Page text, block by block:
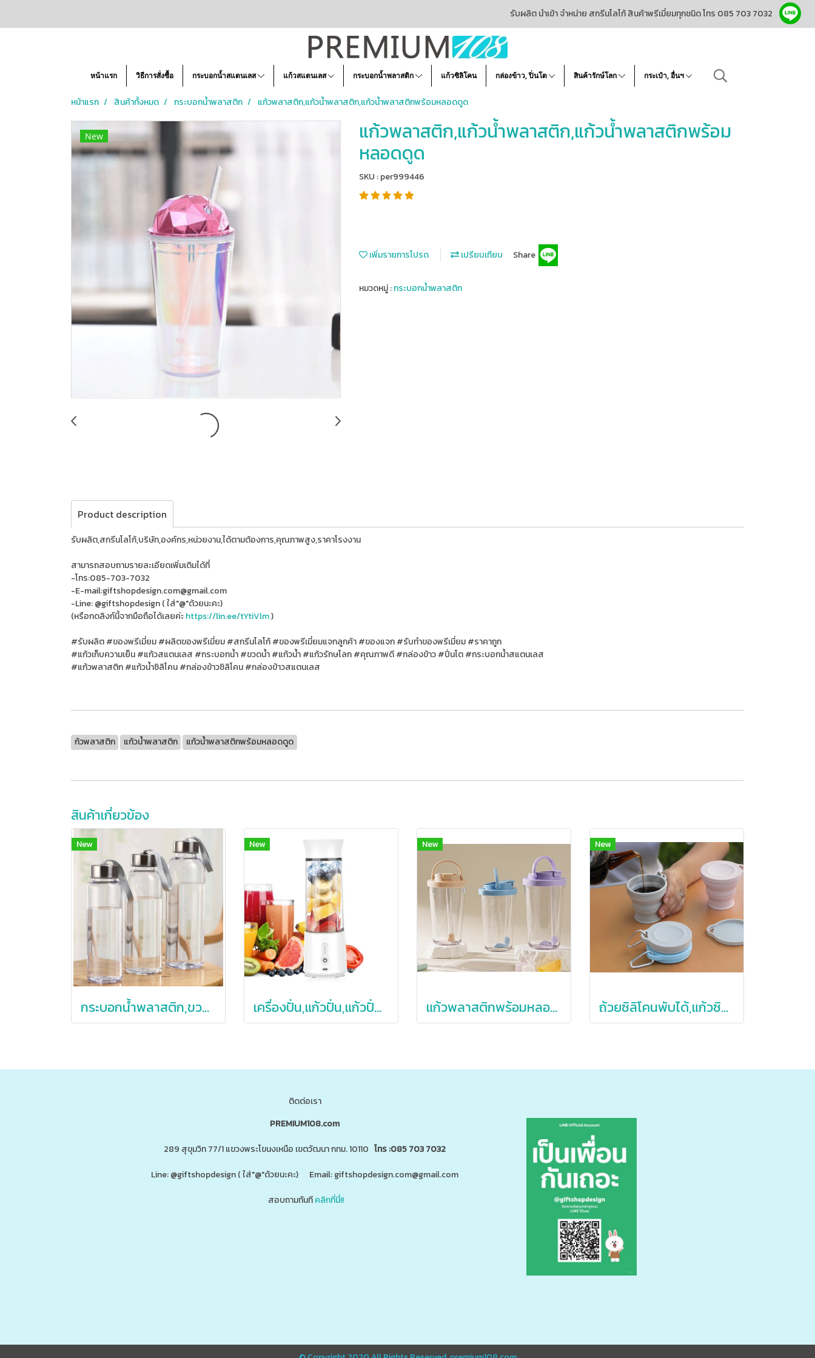
รับผลิต นำเข้า จำหน่าย สกรีนโลโก้ สินค้าพรีเมี่ยมทุกชนิด โทร 085 703 7032
หน้าแรก วิธีการสั่งซื้อ กระบอกน้ำสแตนเลส แก้วสแตนเลส กระบอกน้ำพลาสติก แก้วซิลิโคน กล่องข้าว, ปิ่นโต สินค้ารักษ์โลก กระเป๋า, อื่นฯ
หน้าแรก สินค้าทั้งหมด กระบอกน้ำพลาสติก แก้วพลาสติก,แก้วน้ำพลาสติก,แก้วน้ำพลาสติกพร้อมหลอดดูด
New
แก้วพลาสติก,แก้วน้ำพลาสติก,แก้วน้ำพลาสติกพร้อม
หลอดดูด
SKU : per999446
เพิ่มรายการโปรด เปรียบเทียบ Share
หมวดหมู่ :กระบอกน้ำพลาสติก
Product description
รับผลิต,สกรีนโลโก้,บริษัท,องค์กร,หน่วยงาน,ได้ตามต้องการ,คุณภาพสูง,ราคาโรงงาน
สามารถสอบถามรายละเอียดเพิ่มเติมได้ที่
-โทร:085-703-7032
-E-mail:giftshopdesign.com@gmail.com
-Line: @giftshopdesign ( ใส่"@"ด้วยนะคะ)
(หรือกดลิงก์นี้จากมือถือได้เลยค่ะhttps://lin.ee/tYtiVlm)
#รับผลิต #ของพรีเมี่ยม #ผลิตของพรีเมี่ยม #สกรีนโลโก้ #ของพรีเมี่ยมแจกลูกค้า #ของแจก #รับทําของพรีเมี่ยม #ราคาถูก
#แก้วเก็บความเย็น #แก้วสแตนเลส #กระบอกน้ำ #ขวดน้ำ #แก้วน้ำ #แก้วรักษโลก #คุณภาพดี #กล่องข้าว #ปิ่นโต #กระบอกน้ำสแตนเลส
#แก้วพลาสติก #แก้วน้ำซิลิโคน #กล่องข้าวซิลิโคน #กล่องข้าวสแตนเลส
ก้วพลาสติก แก้วน้ำพลาสติก แก้วน้ำพลาสติกพร้อมหลอดดูด
สินค้าเกี่ยวข้อง
New
กระบอกน้ำพลาสติก,ขวดน้ำพลาสติก,ขวดพลาสติกพร้อมเชือกห้อย
New
เครื่องปั่น,แก้วปั่น,แก้วปั่นน้ำผลไม้,เครื่องปั่นน้ำผลไม้
New
แก้วพลาสติกพร้อมหลอด,แก้วพลาสติกใส่ชานม,แก้วพลาสติกใส,710ml
New
ถ้วยซิลิโคนพับได้,แก้วซิลิโคน,แก้วซิลิโคนพกพา,ถ้วยพับได้พร้อมที่ห้อย,180ml
ติดต่อเรา
PREMIUM108.com
289 สุขุมวิท 77/1 แขวงพระโขนงเหนือ เขตวัฒนา กทม. 10110 โทร :085 703 7032
Line: @giftshopdesign ( ใส่"@"ด้วยนะคะ) Email: giftshopdesign.com@gmail.com
สอบถามทันทีคลิกที่นี่!!